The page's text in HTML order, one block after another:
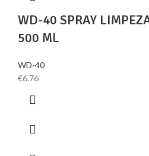
WD-40 SPRAY
500 ML
WD-40
€6.76